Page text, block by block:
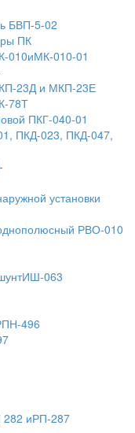
БВП-5-02
ПК
010иМК-010-01
23Д и МКП-23Е
78Т
ПКГ-040-01
ПКД-023, ПКД-047,
установки
РВО-010
063
496
282 иРП-287